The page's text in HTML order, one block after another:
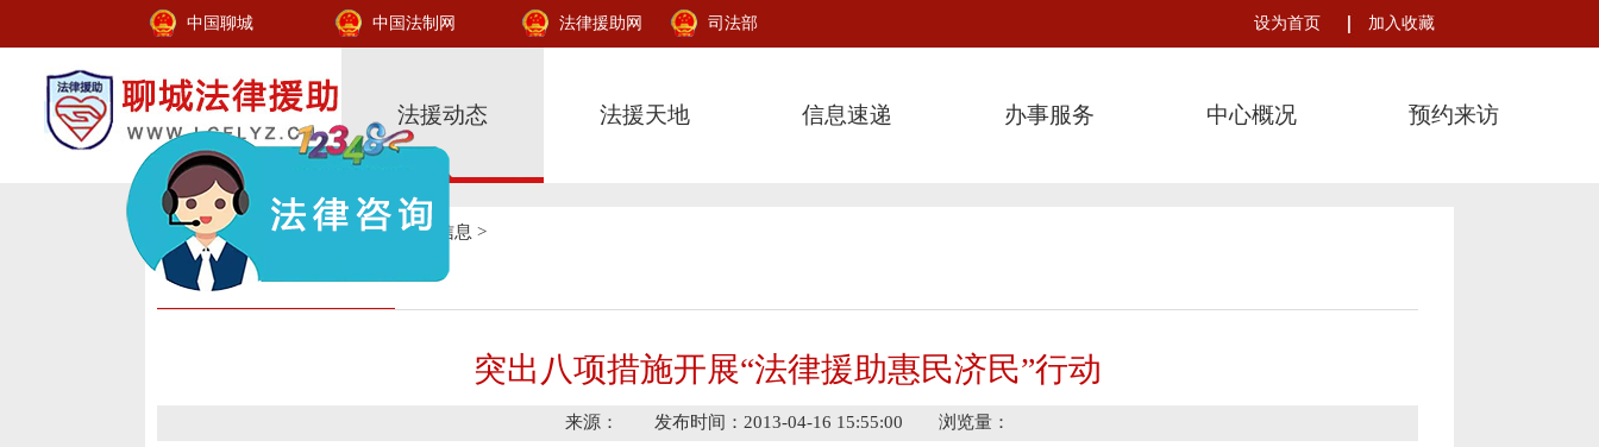
中国聊城 中国法制网 法律援助网 司法部 设为首页 加入收藏
法援动态 法援天地 信息速递 办事服务 中心概况 预约来访
您现在的位置： 法援动态> 时事信息 >
突出八项措施开展“法律援助惠民济民”行动
来源： 发布时间：2013-04-16 15:55:00 浏览量：